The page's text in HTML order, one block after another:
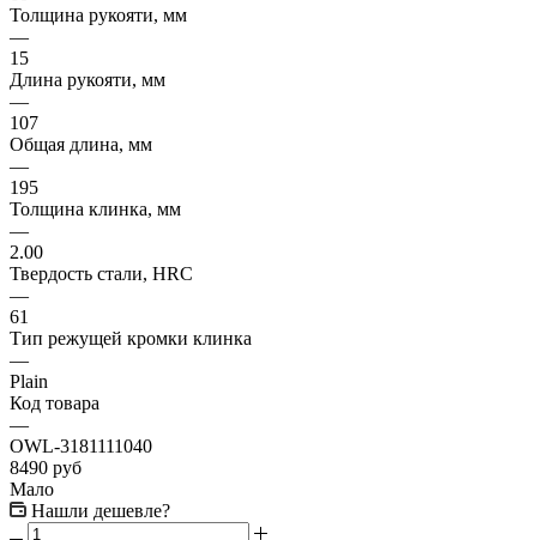
Толщина рукояти, мм
—
15
Длина рукояти, мм
—
107
Общая длина, мм
—
195
Толщина клинка, мм
—
2.00
Твердость стали, HRC
—
61
Тип режущей кромки клинка
—
Plain
Код товара
—
OWL-3181111040
8490 руб
Мало
Нашли дешевле?